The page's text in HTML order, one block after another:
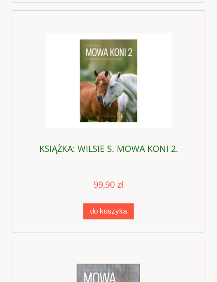
KSIĄŻKA: WILSIE S. MOWA KONI 2.
99,90 zł
do koszyka